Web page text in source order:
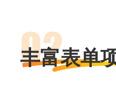
丰富表单